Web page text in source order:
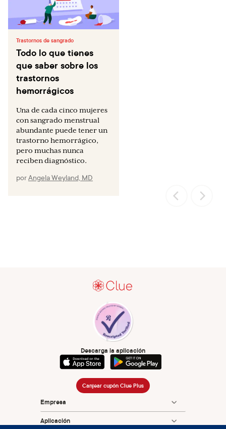
Trastornos de sangrado
Todo lo que tienes
que saber sobre los
trastornos
hemorrágicos
Una de cada cinco mujeres
con sangrado menstrual
abundante puede tener un
trastorno hemorrágico,
pero muchas nunca
reciben diagnóstico.
porAngela Weyland, MD
Descarga la aplicación
Canjear cupón Clue Plus
Empresa
Aplicación